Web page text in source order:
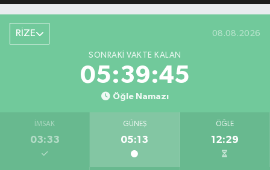
RİZE 08.08.2026
SONRAKI VAKTE KALAN
05:39:44
Öğle Namazı
İMSAK
03:33
GÜNEŞ
05:13
ÖĞLE
12:29